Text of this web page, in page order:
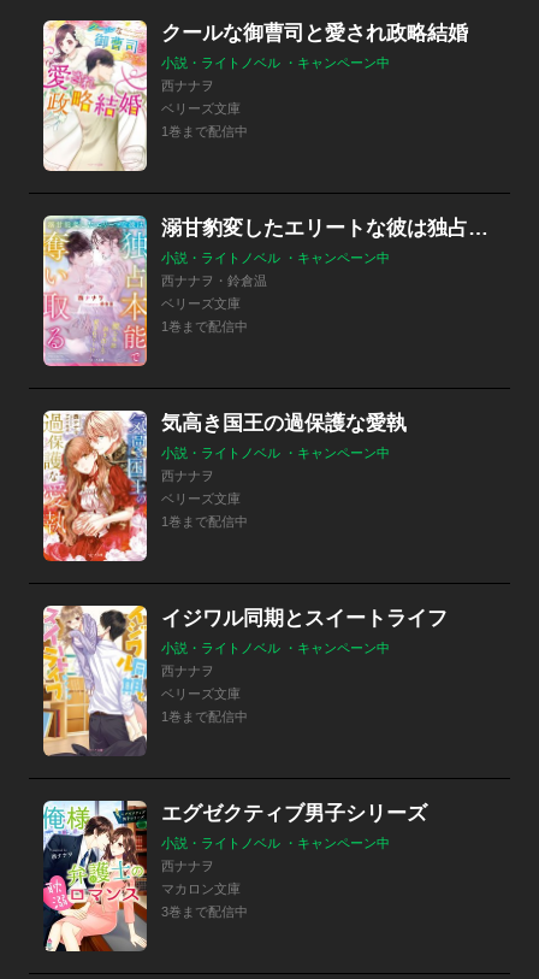
クールな御曹司と愛され政略結婚
小説・ライトノベル ・キャンペーン中
西ナナヲ
ベリーズ文庫
1巻まで配信中
溺甘豹変したエリートな彼は独占本能で奪い取る
小説・ライトノベル ・キャンペーン中
西ナナヲ・鈴倉温
ベリーズ文庫
1巻まで配信中
気高き国王の過保護な愛執
小説・ライトノベル ・キャンペーン中
西ナナヲ
ベリーズ文庫
1巻まで配信中
イジワル同期とスイートライフ
小説・ライトノベル ・キャンペーン中
西ナナヲ
ベリーズ文庫
1巻まで配信中
エグゼクティブ男子シリーズ
小説・ライトノベル ・キャンペーン中
西ナナヲ
マカロン文庫
3巻まで配信中